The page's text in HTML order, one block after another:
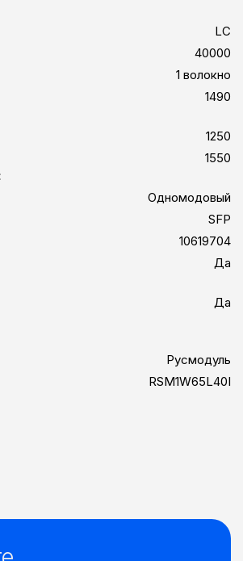
LC
40000
1 волокно
1490
1250
1550
Одномодовый
SFP
10619704
Да
Да
Русмодуль
RSM1W65L40I